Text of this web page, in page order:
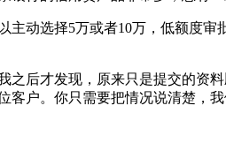
动选择5万或者10万，低额度审
后才发现，原来只是提交的资
户。你只需要把情况说清楚，